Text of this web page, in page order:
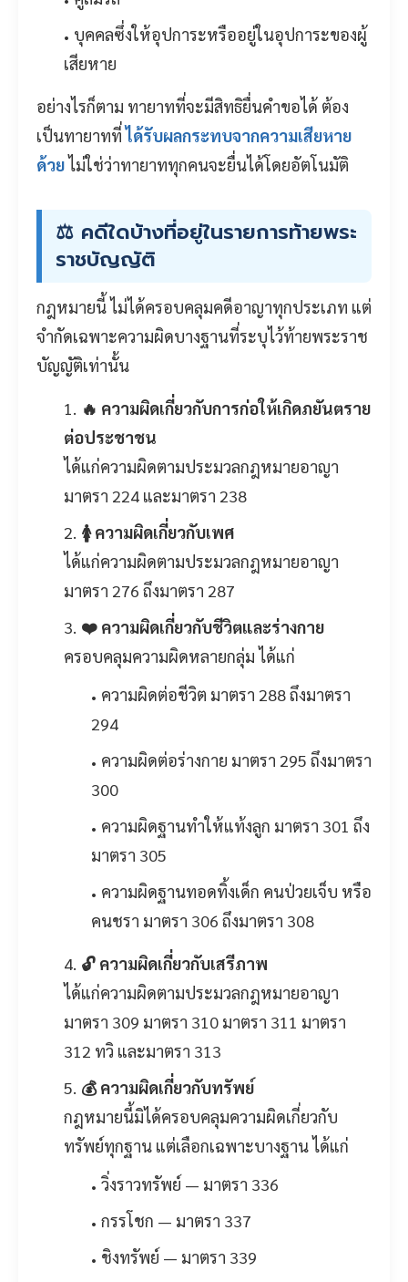
บุคคลซึ่งให้อุปการะหรืออยู่ในอุปการะของผู้
เสียหาย
อย่างไรก็ตาม ทายาทที่จะมีสิทธิยื่นคำขอได้ ต้อง
เป็นทายาทที่ได้รับผลกระทบจากความเสียหาย
ด้วยไม่ใช่ว่าทายาททุกคนจะยื่นได้โดยอัตโนมัติ
⚖️ คดีใดบ้างที่อยู่ในรายการท้ายพระ
ราชบัญญัติ
กฎหมายนี้ ไม่ได้ครอบคลุมคดีอาญาทุกประเภท แต่
จำกัดเฉพาะความผิดบางฐานที่ระบุไว้ท้ายพระราช
บัญญัติเท่านั้น
🔥 ความผิดเกี่ยวกับการก่อให้เกิดภยันตราย
ต่อประชาชน
ได้แก่ความผิดตามประมวลกฎหมายอาญา
มาตรา 224 และมาตรา 238
🚺 ความผิดเกี่ยวกับเพศ
ได้แก่ความผิดตามประมวลกฎหมายอาญา
มาตรา 276 ถึงมาตรา 287
❤️ ความผิดเกี่ยวกับชีวิตและร่างกาย
ครอบคลุมความผิดหลายกลุ่ม ได้แก่
ความผิดต่อชีวิต มาตรา 288 ถึงมาตรา
294
ความผิดต่อร่างกาย มาตรา 295 ถึงมาตรา
300
ความผิดฐานทำให้แท้งลูก มาตรา 301 ถึง
มาตรา 305
ความผิดฐานทอดทิ้งเด็ก คนป่วยเจ็บ หรือ
คนชรา มาตรา 306 ถึงมาตรา 308
🔓 ความผิดเกี่ยวกับเสรีภาพ
ได้แก่ความผิดตามประมวลกฎหมายอาญา
มาตรา 309 มาตรา 310 มาตรา 311 มาตรา
312 ทวิ และมาตรา 313
💰 ความผิดเกี่ยวกับทรัพย์
กฎหมายนี้มิได้ครอบคลุมความผิดเกี่ยวกับ
ทรัพย์ทุกฐาน แต่เลือกเฉพาะบางฐาน ได้แก่
วิ่งราวทรัพย์ — มาตรา 336
กรรโชก — มาตรา 337
ชิงทรัพย์ — มาตรา 339